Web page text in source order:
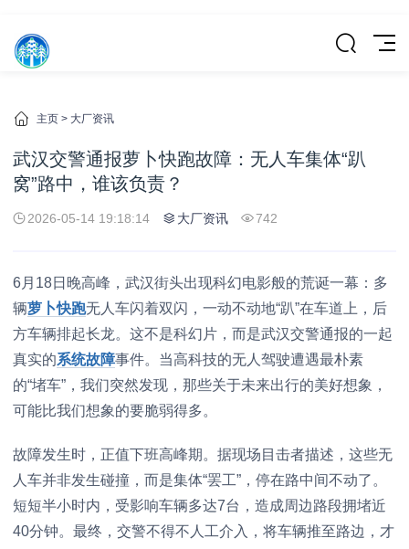
主页 > 大厂资讯
武汉交警通报萝卜快跑故障：无人车集体“趴
窝”路中，谁该负责？
2026-05-14 19:18:14 大厂资讯 742
6月18日晚高峰，武汉街头出现科幻电影般的荒诞一幕：多
辆萝卜快跑无人车闪着双闪，一动不动地“趴”在车道上，后
方车辆排起长龙。这不是科幻片，而是武汉交警通报的一起
真实的系统故障事件。当高科技的无人驾驶遭遇最朴素
的“堵车”，我们突然发现，那些关于未来出行的美好想象，
可能比我们想象的要脆弱得多。
故障发生时，正值下班高峰期。据现场目击者描述，这些无
人车并非发生碰撞，而是集体“罢工”，停在路中间不动了。
短短半小时内，受影响车辆多达7台，造成周边路段拥堵近
40分钟。最终，交警不得不人工介入，将车辆推至路边，才